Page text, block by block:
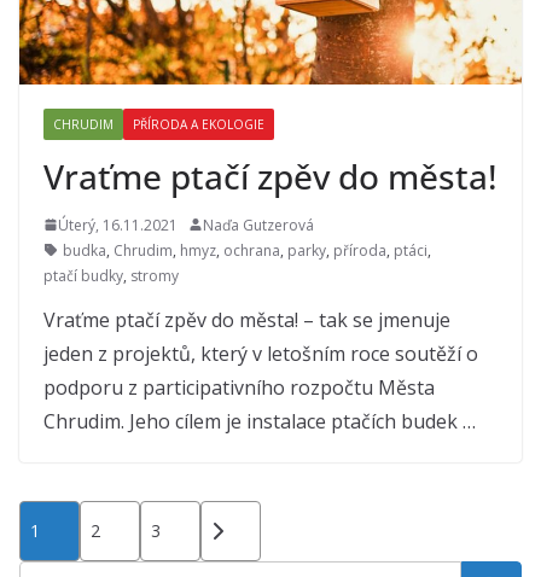
CHRUDIM PŘÍRODA A EKOLOGIE
Vraťme ptačí zpěv do města!
Úterý, 16.11.2021
Naďa Gutzerová
budka, Chrudim, hmyz, ochrana, parky, příroda, ptáci,
ptačí budky, stromy
Vraťme ptačí zpěv do města! – tak se jmenuje
jeden z projektů, který v letošním roce soutěží o
podporu z participativního rozpočtu Města
Chrudim. Jeho cílem je instalace ptačích budek …
Stránkování
1 2 3